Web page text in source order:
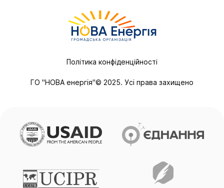
ГО "НОВА енергія"© 2025. Усі права захищено
Політика конфіденційності